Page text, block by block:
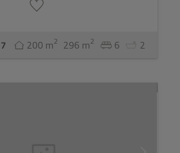
200 m2 296 m2 6 2